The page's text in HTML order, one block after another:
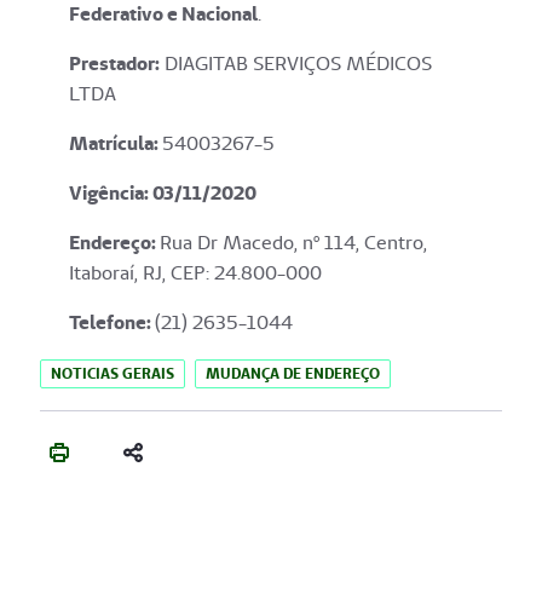
Federativo e Nacional.
Prestador: DIAGITAB SERVIÇOS MÉDICOS
LTDA
Matrícula:54003267-5
Vigência: 03/11/2020
Endereço:Rua Dr Macedo, nº 114, Centro,
Itaboraí, RJ, CEP: 24.800-000
Telefone:(21) 2635-1044
NOTICIAS GERAIS MUDANÇA DE ENDEREÇO